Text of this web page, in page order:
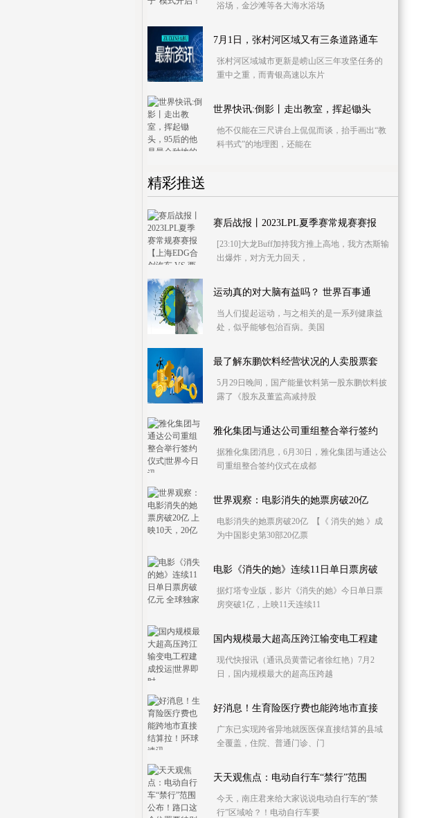
浴场，金沙滩等各大海水浴场
7月1日，张村河区域又有三条道路通车
张村河区域城市更新是崂山区三年攻坚任务的
重中之重，而青银高速以东片
世界快讯:倒影丨走出教室，挥起锄头
他不仅能在三尺讲台上侃侃而谈，抬手画出“教
科书式”的地理图，还能在
精彩推送
赛后战报丨2023LPL夏季赛常规赛赛报
[23:10]大龙Buff加持我方推上高地，我方杰斯输
出爆炸，对方无力回天，
运动真的对大脑有益吗？ 世界百事通
当人们提起运动，与之相关的是一系列健康益
处，似乎能够包治百病。美国
最了解东鹏饮料经营状况的人卖股票套
5月29日晚间，国产能量饮料第一股东鹏饮料披
露了《股东及董监高减持股
雅化集团与通达公司重组整合举行签约
据雅化集团消息，6月30日，雅化集团与通达公
司重组整合签约仪式在成都
世界观察：电影消失的她票房破20亿
电影消失的她票房破20亿 【《 消失的她 》成
为中国影史第30部20亿票
电影《消失的她》连续11日单日票房破
据灯塔专业版，影片《消失的她》今日单日票
房突破1亿，上映11天连续11
国内规模最大超高压跨江输变电工程建
现代快报讯（通讯员黄蕾记者徐红艳）7月2
日，国内规模最大的超高压跨越
好消息！生育险医疗费也能跨地市直接
广东已实现跨省异地就医医保直接结算的县域
全覆盖，住院、普通门诊、门
天天观焦点：电动自行车“禁行”范围
今天，南庄君来给大家说说电动自行车的“禁
行”区域哈？！电动自行车要